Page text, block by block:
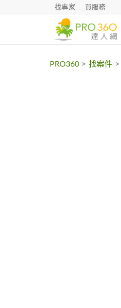
找專家 買服務
PRO360 > 找案件 >